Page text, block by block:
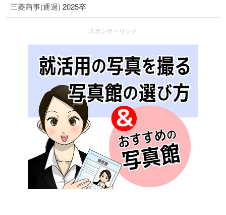
三菱商事(通過) 2025卒
スポンサーリンク